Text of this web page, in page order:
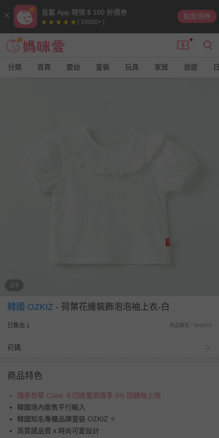
首載 App 現領 $ 100 折價券
( 10000+ )
點我領券
分類 首頁 嬰幼 童裝 玩具 家居 旅遊
1/4
韓國 OZKIZ - 荷葉花邊裝飾泡泡袖上衣-白
已售出 1 商品編號：946075
尺碼
商品特色
國泰世華 Cube 卡切換童樂匯享 5% 回饋無上限
韓國境內販售平行輸入
韓國知名專櫃品牌童裝 OZKIZ ✧
高質感品質ｘ時尚可愛設計